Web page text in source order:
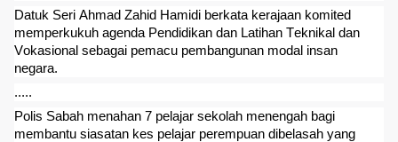
Datuk Seri Ahmad Zahid Hamidi berkata kerajaan komited
memperkukuh agenda Pendidikan dan Latihan Teknikal dan
Vokasional sebagai pemacu pembangunan modal insan
negara.
.....
Polis Sabah menahan 7 pelajar sekolah menengah bagi
membantu siasatan kes pelajar perempuan dibelasah yang